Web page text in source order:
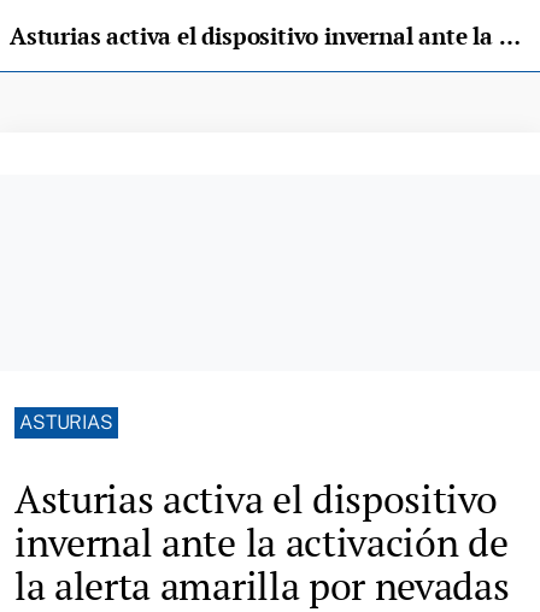
Asturias activa el dispositivo invernal ante la activación de la alerta amarilla por nevadas
ASTURIAS
Asturias activa el dispositivo
invernal ante la activación de
la alerta amarilla por nevadas